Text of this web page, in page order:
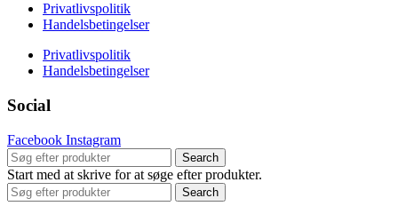
Privatlivspolitik
Handelsbetingelser
Privatlivspolitik
Handelsbetingelser
Social
Facebook Instagram
Search
Start med at skrive for at søge efter produkter.
Search